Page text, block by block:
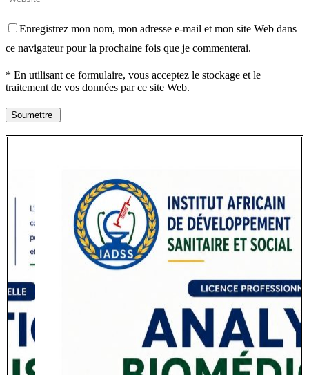
Enregistrez mon nom, mon adresse e-mail et mon site Web dans
ce navigateur pour la prochaine fois que je commenterai.
* En utilisant ce formulaire, vous acceptez le stockage et le
traitement de vos données par ce site Web.